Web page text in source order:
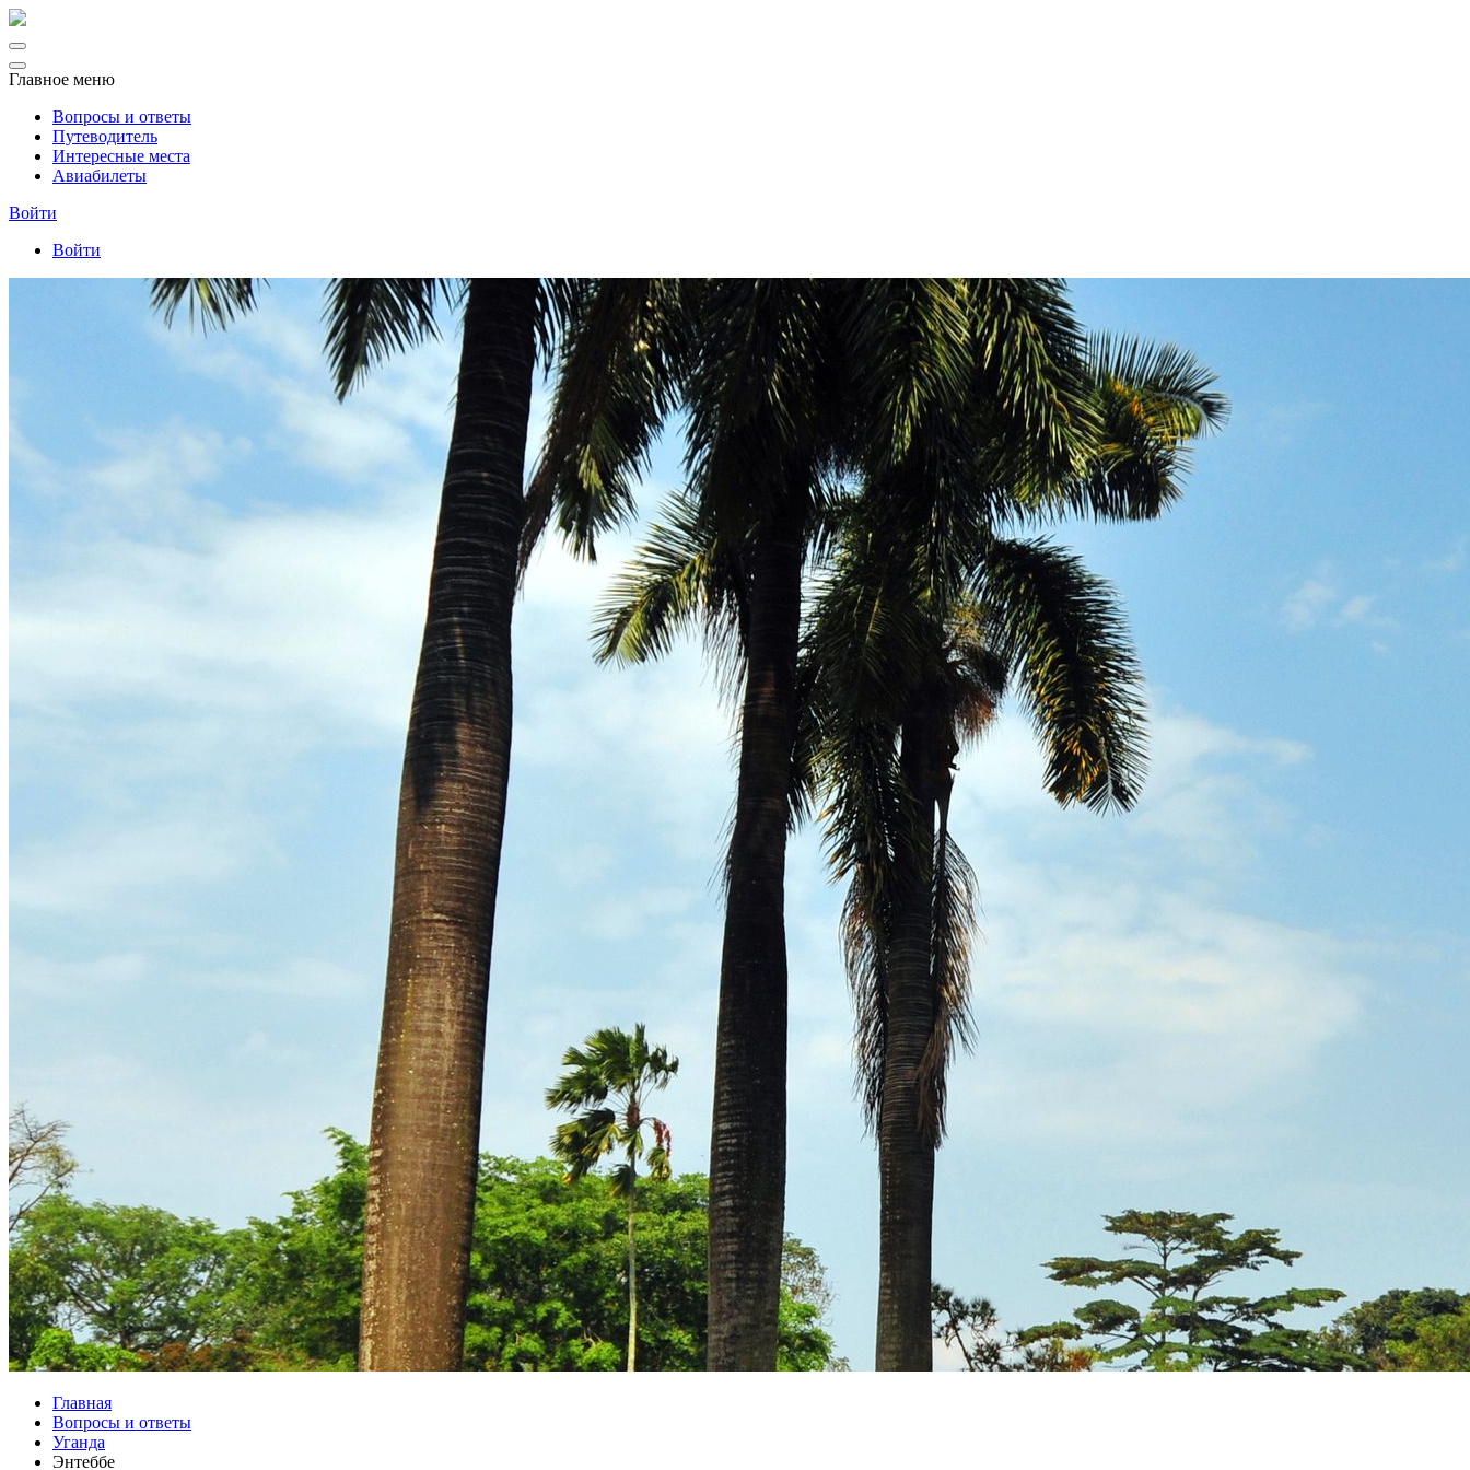
Главное меню
Вопросы и ответы
Путеводитель
Интересные места
Авиабилеты
Войти
Войти
Главная
Вопросы и ответы
Уганда
Энтеббе